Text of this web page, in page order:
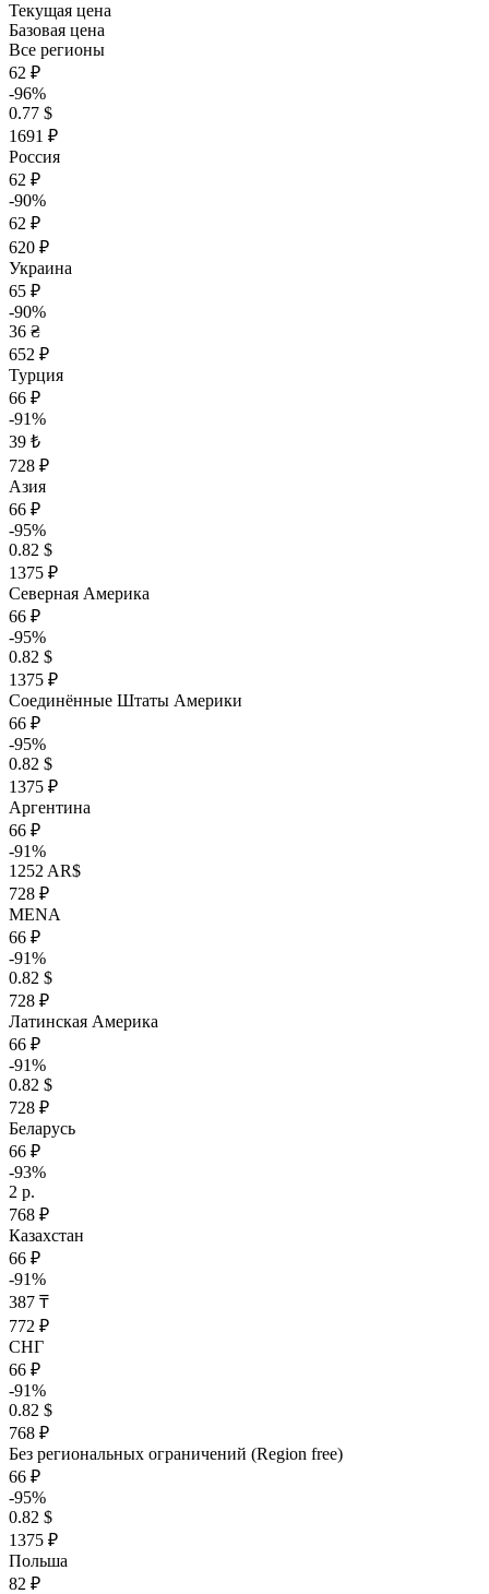
Текущая цена
Базовая цена
Все регионы
62 ₽
-96%
0.77 $
1691 ₽
Россия
62 ₽
-90%
62 ₽
620 ₽
Украина
65 ₽
-90%
36 ₴
652 ₽
Турция
66 ₽
-91%
39 ₺
728 ₽
Азия
66 ₽
-95%
0.82 $
1375 ₽
Северная Америка
66 ₽
-95%
0.82 $
1375 ₽
Соединённые Штаты Америки
66 ₽
-95%
0.82 $
1375 ₽
Аргентина
66 ₽
-91%
1252 AR$
728 ₽
MENA
66 ₽
-91%
0.82 $
728 ₽
Латинская Америка
66 ₽
-91%
0.82 $
728 ₽
Беларусь
66 ₽
-93%
2 р.
768 ₽
Казахстан
66 ₽
-91%
387 ₸
772 ₽
СНГ
66 ₽
-91%
0.82 $
768 ₽
Без региональных ограничений (Region free)
66 ₽
-95%
0.82 $
1375 ₽
Польша
82 ₽